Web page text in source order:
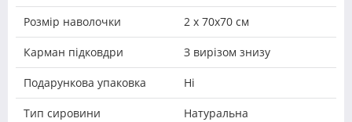
Розмір наволочки 2 х 70х70 см
Карман підковдри З вирізом знизу
Подарункова упаковка Ні
Тип сировини Натуральна